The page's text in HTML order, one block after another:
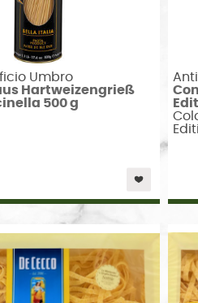
Umbro
Hartweizengrieß
500 g